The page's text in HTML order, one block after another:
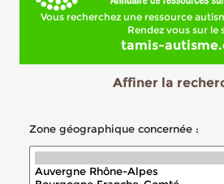
Vous recherchez une ressource
Rendez vous sur le
tamis-
Affiner la
Zone géographique concernée :